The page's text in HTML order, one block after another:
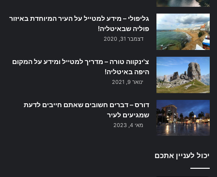
גליפולי – מידע למטייל על העיר המיוחדת באיזור
פוליה שבאיטליה!
דצמבר 31, 2020
צ'ינקווה טורה – מדריך למטייל ומידע על המקום
היפה באיטליה!
ינואר 9, 2021
דורס – דברים חשובים שאתם חייבים לדעת
שמגיעים לעיר
מאי 4, 2023
יכול לעניין אתכם